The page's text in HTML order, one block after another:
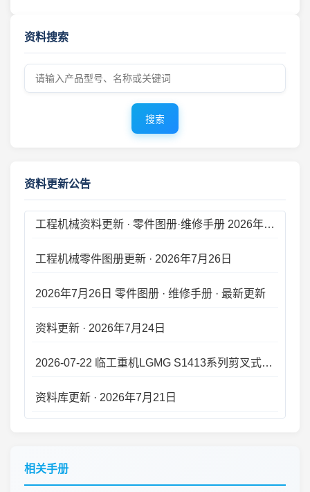
您将获得：
✅找货与找供应商核心技巧
✅ 产品图片极速搜源
✅零件号与型号匹配方案
资料搜索
搜索
资料更新公告
工程机械资料库 · 更新公告 2026年8月5日
零件图册 · 更新公告 2026年7月30日
工程机械资料更新 · 零件图册·维修手册 2026年7月27日 · 新版上线
2026年7月20日 工程机械资料库 · 零件图册更新
工程机械资料更新 · 2026年7月16日
相关手册